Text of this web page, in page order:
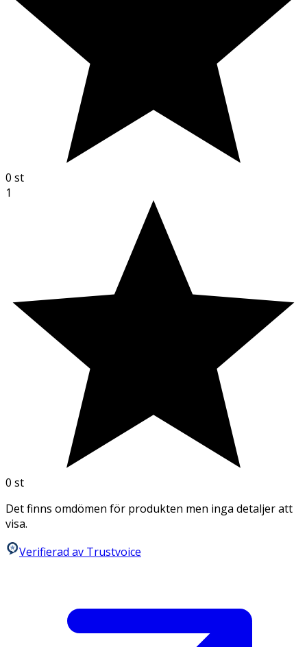
0 st
1
0 st
Det finns omdömen för produkten men inga detaljer att
visa.
Verifierad av Trustvoice